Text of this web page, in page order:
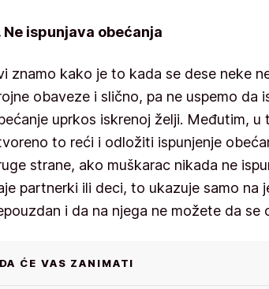
Ne ispunjava obećanja
znamo kako je to kada se dese neke
obaveze i slično, pa ne uspemo da
uprkos iskrenoj želji. Međutim, u
to reći i odložiti ispunjenje
strane, ako muškarac nikada ne
partnerki ili deci, to ukazuje samo na
i da na njega ne možete da se
ĆE VAS ZANIMATI